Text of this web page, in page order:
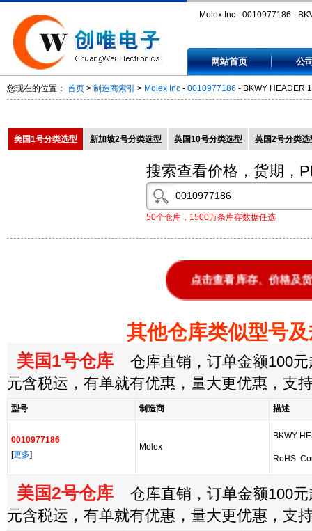
Molex Inc - 0010977186 -
0010977186
网站首页 公
您现在的位置： 首页 > 制造商索引 > Molex Inc - 0010977186 - BKWY HEADER
美国1号分类选型 新加坡2号分类选型 英国10号分类选型 英国2号分类选
搜索查看价格，货期，
50个仓库，1500万条库存数据任选
点击查看库存、价格及
其他仓库类似型号
美国1号仓库 仓库直销，订单金额100元
元含税运，有单就有优惠，量大更优惠，支
型号 制造商 描述
0010977186
[更多]
Molex
BKWY
RoHS:
美国2号仓库 仓库直销，订单金额100元
元含税运，有单就有优惠，量大更优惠，支